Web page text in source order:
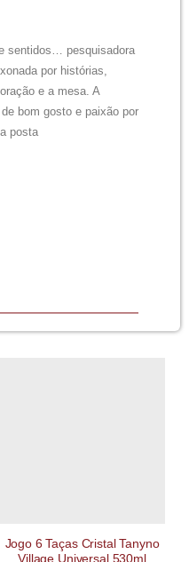
sentidos… pesquisadora
por histórias,
e a mesa. A
bom gosto e paixão por
posta
Jogo 6 Taças Cristal Tanyno
Village Universal 530ml